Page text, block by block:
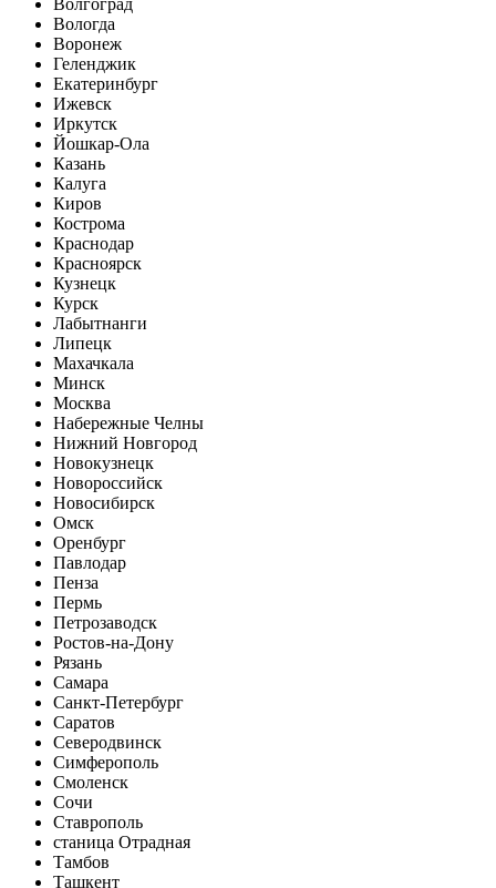
Волгоград
Вологда
Воронеж
Геленджик
Екатеринбург
Ижевск
Иркутск
Йошкар-Ола
Казань
Калуга
Киров
Кострома
Краснодар
Красноярск
Кузнецк
Курск
Лабытнанги
Липецк
Махачкала
Минск
Москва
Набережные Челны
Нижний Новгород
Новокузнецк
Новороссийск
Новосибирск
Омск
Оренбург
Павлодар
Пенза
Пермь
Петрозаводск
Ростов-на-Дону
Рязань
Самара
Санкт-Петербург
Саратов
Северодвинск
Симферополь
Смоленск
Сочи
Ставрополь
станица Отрадная
Тамбов
Ташкент